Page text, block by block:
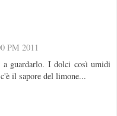
PM 2011
guardarlo. I dolci così umidi
il sapore del limone...